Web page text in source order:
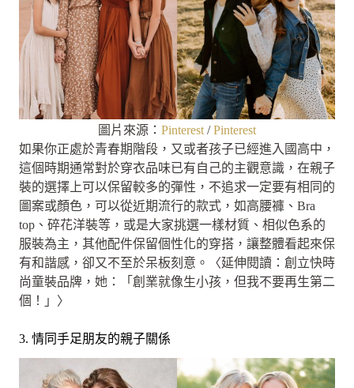
圖片來源： Pinterest /Pinterest
如果你正處於青春期階段，又或者孩子已經進入國高中，
這個時期通常對於穿衣品味已有自己的主觀意識，在親子
裝的選擇上可以保留較多的彈性，不追求一定要有相同的
圖案或顏色，可以從近期流行的款式，如高腰褲、Bra
top、碎花洋裝等，或是大家挑選一樣材質、相似色系的
服裝為主，其他配件保留個性化的穿搭，讓整體看起來保
有和諧感，卻又不至於呆板刻意。〈延伸閱讀：創立快時
尚童裝品牌，她：「創業就像生小孩，但我不要再生第二
個！」〉
3. 情同手足朋友的親子關係